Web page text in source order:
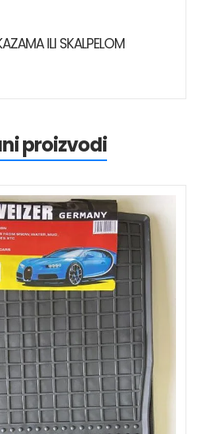
ILI SKALPELOM
proizvodi